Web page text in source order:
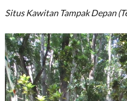
Situs Kawitan Tampak Depan